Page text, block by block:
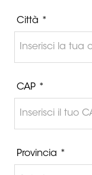
Città *
CAP *
Provincia *